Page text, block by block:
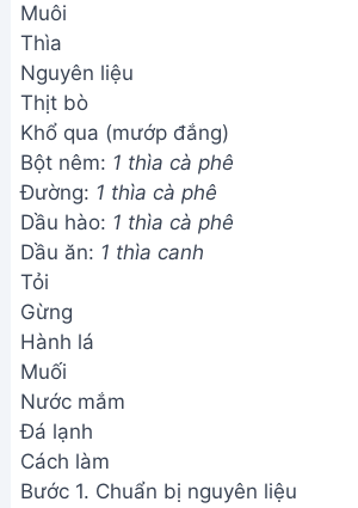
Muôi
Thìa
Nguyên liệu
Thịt bò
Khổ qua (mướp đắng)
Bột nêm: 1 thìa cà phê
Đường: 1 thìa cà phê
Dầu hào: 1 thìa cà phê
Dầu ăn: 1 thìa canh
Tỏi
Gừng
Hành lá
Muối
Nước mắm
Đá lạnh
Cách làm
Bước 1. Chuẩn bị nguyên liệu